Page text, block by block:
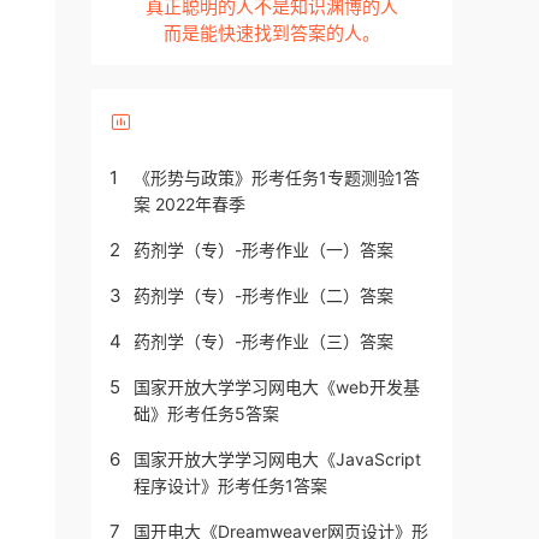
真正聪明的人不是知识渊博的人
而是能快速找到答案的人。
1
《形势与政策》形考任务1专题测验1答
案 2022年春季
2 药剂学（专）-形考作业（一）答案
3 药剂学（专）-形考作业（二）答案
4 药剂学（专）-形考作业（三）答案
5
国家开放大学学习网电大《web开发基
础》形考任务5答案
6
国家开放大学学习网电大《JavaScript
程序设计》形考任务1答案
7 国开电大《Dreamweaver网页设计》形